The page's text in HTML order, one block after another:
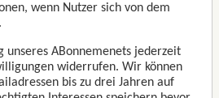
wenn Nutzer sich von dem
unseres ABonnemenets jederzeit
widerrufen. Wir können
bis zu drei Jahren auf